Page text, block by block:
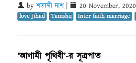
byশতাব্দী দাশ| 20 November, 2020
love Jihad Tanishq Inter faith marriage
‘আগামী পৃথিবী’-র সূত্রপাত